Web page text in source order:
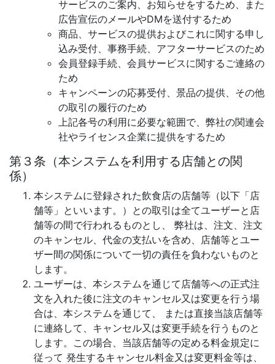
サービスのご案内、お知らせをするため、また
広告宣伝のメールやDMを送付するため
商品、サービスの提供およびこれに関する申し
込み受付、事務手続、アフターサービスのため
会員登録手続、会員サービスに関するご連絡の
ため
キャンペーンの応募受付、景品の提供、その他
の取引の履行のため
上記各号の利用に必要な範囲で、弊社の関連会
社やライセンス企業に提供をするため
第３条（本システムを利用する店舗との関
係）
本システムに登録された飲食店の店舗等（以下「店
舗等」といいます。）との取引は全てユーザーと店
舗等の間で行われるものとし、 弊社は、注文、注文
のキャンセル、代金の支払いを含め、店舗等とユー
ザー間の関係について一切の責任を負わないものと
します。
ユーザーは、本システムを通じて店舗等への正式注
文を入れた後に注文のキャンセル又は変更を行う場
合は、本システムを通じて、 または直接当該店舗等
に連絡して、キャンセル又は変更手続を行うものと
します。この場合、当該店舗等の定める料金規定に
従って 発生するキャンセル料金又は変更料金等は、